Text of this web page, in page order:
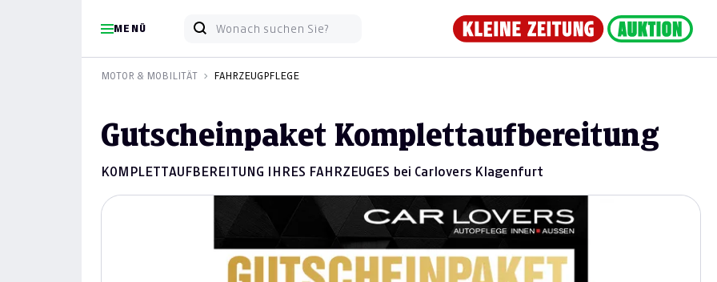
MENÜ
MOTOR & MOBILITÄT
FAHRZEUGPFLEGE
Gutscheinpaket Komplettaufbereitung
KOMPLETTAUFBEREITUNG IHRES FAHRZEUGES bei Carlovers Klagenfurt